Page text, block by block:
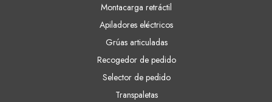
Montacarga retráctil
Apiladores eléctricos
Grúas articuladas
Recogedor de pedido
Selector de pedido
Transpaletas